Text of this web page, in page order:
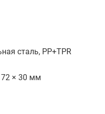
сталь, PP+TPR
× 30 мм